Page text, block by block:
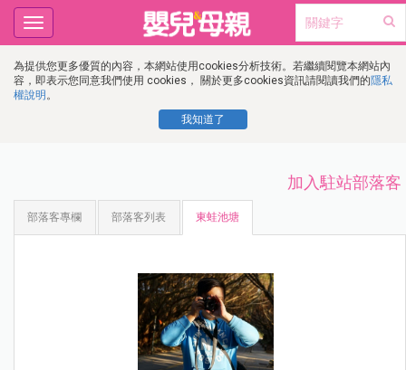
為提供您更多優質的內容，本網站使用cookies分析技術。若繼續閱覽本網站內
容，即表示您同意我們使用 cookies， 關於更多cookies資訊請閱讀我們的隱私
權說明 。
我知道了
Toggle
navigation
加入駐站部落客
部落客專欄 部落客列表 東蛙池塘